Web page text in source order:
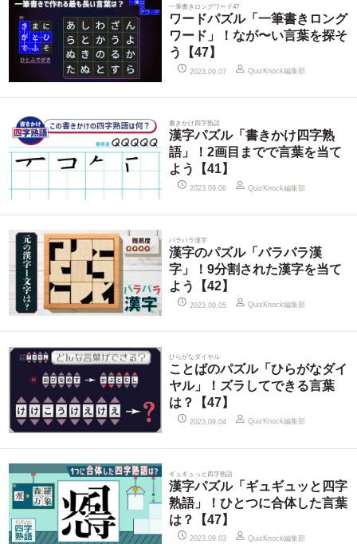
一筆書きロングワード47
ワードパズル「一筆書きロング
ワード」！なが〜い言葉を探そ
う【47】
2023.09.07 QuizKnock編集部
書きかけ四字熟語
漢字パズル「書きかけ四字熟
語」！2画目までで言葉を当て
よう【41】
2023.09.06 QuizKnock編集部
バラバラ漢字
漢字のパズル「バラバラ漢
字」！9分割された漢字を当て
よう【42】
2023.09.05 QuizKnock編集部
ひらがなダイヤル
ことばのパズル「ひらがなダイ
ヤル」！ズラしてできる言葉
は？【47】
2023.09.04 QuizKnock編集部
ギュギュっと四字熟語
漢字パズル「ギュギュッと四字
熟語」！ひとつに合体した言葉
は？【47】
2023.09.03 QuizKnock編集部